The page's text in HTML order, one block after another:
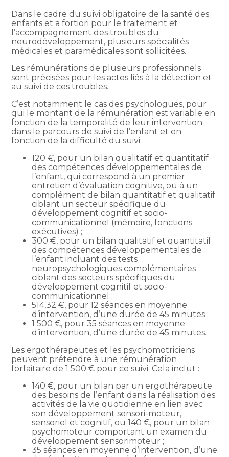
Dans le cadre du suivi obligatoire de la santé des
enfants et a fortiori pour le traitement et
l’accompagnement des troubles du
neurodéveloppement, plusieurs spécialités
médicales et paramédicales sont sollicitées.
Les rémunérations de plusieurs professionnels
sont précisées pour les actes liés à la détection et
au suivi de ces troubles.
C’est notamment le cas des psychologues, pour
qui le montant de la rémunération est variable en
fonction de la temporalité de leur intervention
dans le parcours de suivi de l’enfant et en
fonction de la difficulté du suivi :
120 €, pour un bilan qualitatif et quantitatif
des compétences développementales de
l’enfant, qui correspond à un premier
entretien d’évaluation cognitive, ou à un
complément de bilan quantitatif et qualitatif
ciblant un secteur spécifique du
développement cognitif et socio-
communicationnel (mémoire, fonctions
exécutives) ;
300 €, pour un bilan qualitatif et quantitatif
des compétences développementales de
l’enfant incluant des tests
neuropsychologiques complémentaires
ciblant des secteurs spécifiques du
développement cognitif et socio-
communicationnel ;
514,32 €, pour 12 séances en moyenne
d’intervention, d’une durée de 45 minutes ;
1 500 €, pour 35 séances en moyenne
d’intervention, d’une durée de 45 minutes.
Les ergothérapeutes et les psychomotriciens
peuvent prétendre à une rémunération
forfaitaire de 1 500 € pour ce suivi. Cela inclut :
140 €, pour un bilan par un ergothérapeute
des besoins de l’enfant dans la réalisation des
activités de la vie quotidienne en lien avec
son développement sensori-moteur,
sensoriel et cognitif, ou 140 €, pour un bilan
psychomoteur comportant un examen du
développement sensorimoteur ;
35 séances en moyenne d’intervention, d’une